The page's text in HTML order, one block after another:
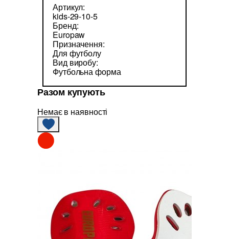
Артикул:
kids-29-10-5
Бренд:
Europaw
Призначення:
Для футболу
Вид виробу:
Футбольна форма
Разом купують
Немає в наявності